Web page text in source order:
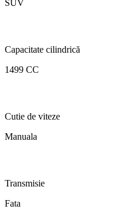
SUV
Capacitate cilindrică
1499 CC
Cutie de viteze
Manuala
Transmisie
Fata